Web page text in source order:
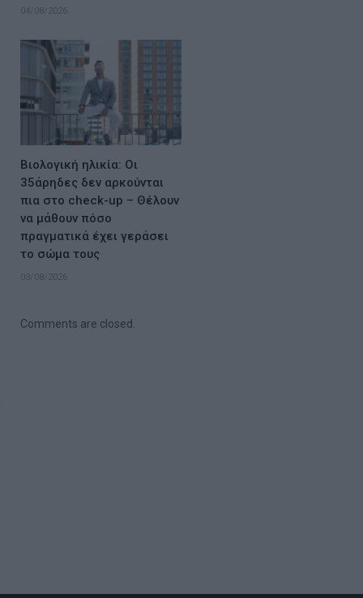
04/08/2026
Βιολογική ηλικία: Οι
35άρηδες δεν αρκούνται
πια στο check-up – Θέλουν
να μάθουν πόσο
πραγματικά έχει γεράσει
το σώμα τους
03/08/2026
Comments are closed.